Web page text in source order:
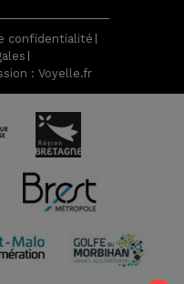
confidentialité
: Voyelle.fr